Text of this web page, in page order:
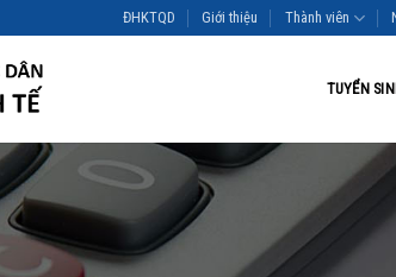
ĐHKTQD Giới thiệu Thành viên
TUYỂN